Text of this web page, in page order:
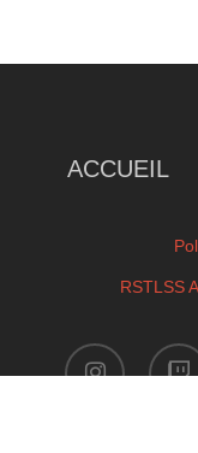
ACCUEIL
RSTLSS
instagram twitch